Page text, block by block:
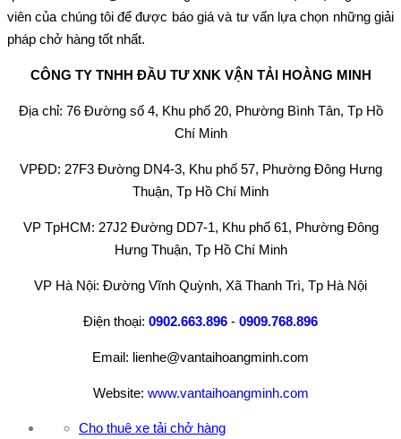
viên của chúng tôi để được báo giá và tư vấn lựa chọn những giải
pháp chở hàng tốt nhất.
CÔNG TY TNHH ĐẦU TƯ XNK VẬN TẢI HOÀNG MINH
Địa chỉ: 76 Đường số 4, Khu phố 20, Phường Bình Tân, Tp Hồ
Chí Minh
VPĐD: 27F3 Đường DN4-3, Khu phố 57, Phường Đông Hưng
Thuận, Tp Hồ Chí Minh
VP TpHCM: 27J2 Đường DD7-1, Khu phố 61, Phường Đông
Hưng Thuận, Tp Hồ Chí Minh
VP Hà Nội: Đường Vĩnh Quỳnh, Xã Thanh Trì, Tp Hà Nội
Điện thoại: 0902.663.896 - 0909.768.896
Email: lienhe@vantaihoangminh.com
Website: www.vantaihoangminh.com
Cho thuê xe tải chở hàng